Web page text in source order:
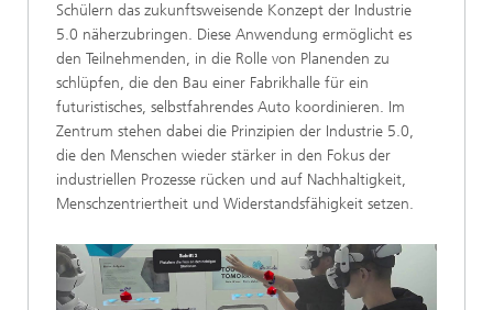
Schülern das zukunftsweisende Konzept der Industrie
5.0 näherzubringen. Diese Anwendung ermöglicht es
den Teilnehmenden, in die Rolle von Planenden zu
schlüpfen, die den Bau einer Fabrikhalle für ein
futuristisches, selbstfahrendes Auto koordinieren. Im
Zentrum stehen dabei die Prinzipien der Industrie 5.0,
die den Menschen wieder stärker in den Fokus der
industriellen Prozesse rücken und auf Nachhaltigkeit,
Menschzentriertheit und Widerstandsfähigkeit setzen.